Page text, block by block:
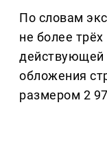
По словам
не более
действующей
обложения
размером 2